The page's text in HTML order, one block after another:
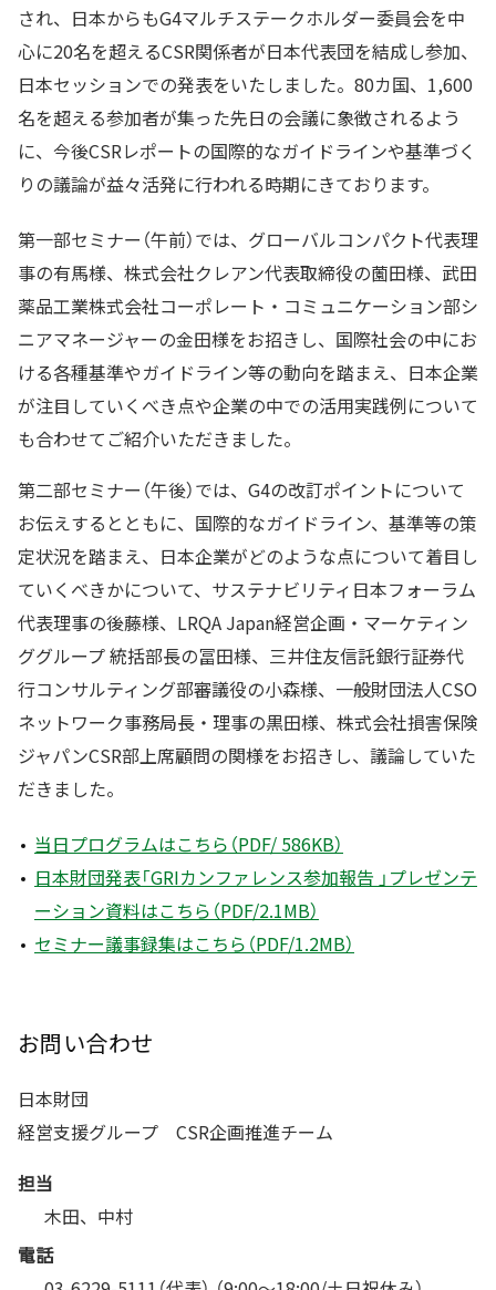
され、日本からもG4マルチステークホルダー委員会を中
心に20名を超えるCSR関係者が日本代表団を結成し参加、
日本セッションでの発表をいたしました。80カ国、1,600
名を超える参加者が集った先日の会議に象徴されるよう
に、今後CSRレポートの国際的なガイドラインや基準づく
りの議論が益々活発に行われる時期にきております。
第一部セミナー（午前）では、グローバルコンパクト代表理
事の有馬様、株式会社クレアン代表取締役の薗田様、武田
薬品工業株式会社コーポレート・コミュニケーション部シ
ニアマネージャーの金田様をお招きし、国際社会の中にお
ける各種基準やガイドライン等の動向を踏まえ、日本企業
が注目していくべき点や企業の中での活用実践例について
も合わせてご紹介いただきました。
第二部セミナー（午後）では、G4の改訂ポイントについて
お伝えするとともに、国際的なガイドライン、基準等の策
定状況を踏まえ、日本企業がどのような点について着目し
ていくべきかについて、サステナビリティ日本フォーラム
代表理事の後藤様、LRQA Japan経営企画・マーケティン
ググループ 統括部長の冨田様、三井住友信託銀行証券代
行コンサルティング部審議役の小森様、一般財団法人CSO
ネットワーク事務局長・理事の黒田様、株式会社損害保険
ジャパンCSR部上席顧問の関様をお招きし、議論していた
だきました。
当日プログラムはこちら（PDF/ 586KB）
日本財団発表「GRIカンファレンス参加報告 」プレゼンテ
ーション資料はこちら（PDF/2.1MB）
セミナー議事録集はこちら（PDF/1.2MB）
お問い合わせ
日本財団
経営支援グループ CSR企画推進チーム
担当
木田、中村
電話